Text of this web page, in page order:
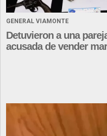
GENERAL VIAMONTE
Detuvieron a una
acusada de vender